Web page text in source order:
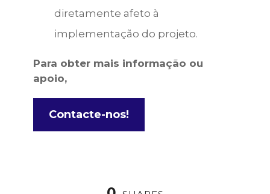
diretamente afeto à
implementação do projeto.
Para obter mais informação ou
apoio,
Contacte-nos!